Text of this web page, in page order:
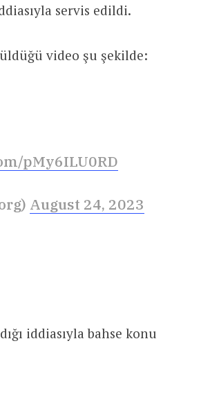
servis edildi.
video şu şekilde:
pMy6ILU0RD
August 24, 2023
iddiasıyla bahse konu